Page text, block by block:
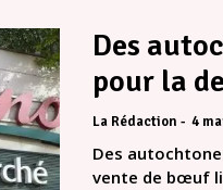
Des
pour la
La Rédaction 4
Des
vente de bœuf